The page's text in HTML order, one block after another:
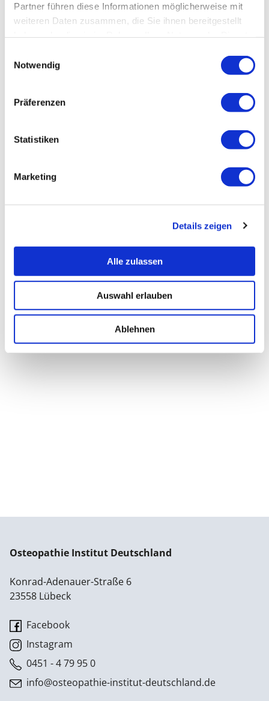
Partner führen diese Informationen möglicherweise mit
weiteren Daten zusammen, die Sie ihnen bereitgestellt
Notwendig
Präferenzen
Statistiken
Marketing
Details zeigen
Alle zulassen
Auswahl erlauben
Ablehnen
Osteopathie Institut Deutschland
Konrad-Adenauer-Straße 6
23558 Lübeck
Facebook
Instagram
0451 - 4 79 95 0
info@osteopathie-institut-deutschland.de